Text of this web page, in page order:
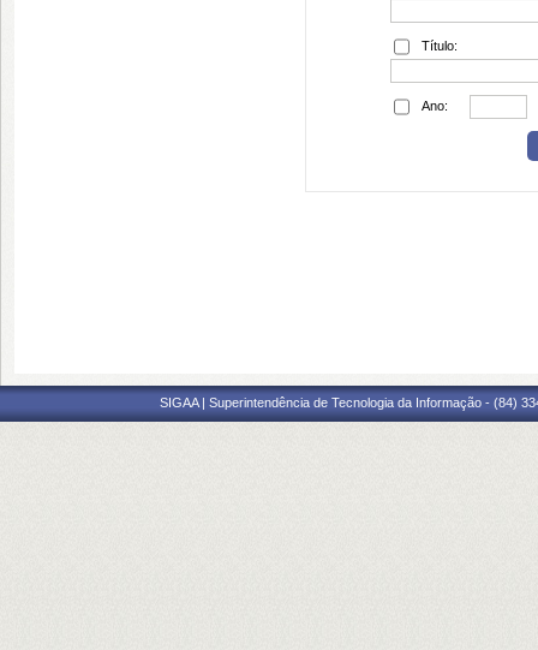
Título:
Ano:
SIGAA | Superintendência de Tecnologia da Informação - (84)